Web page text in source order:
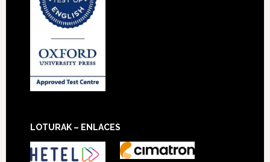
LOTURAK – ENLACES